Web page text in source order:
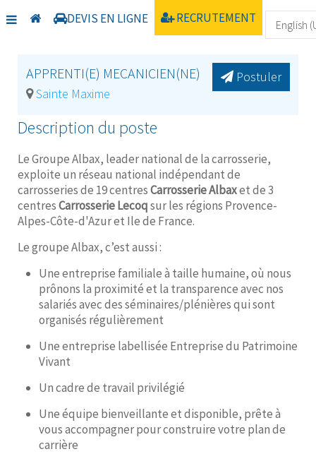
DEVIS EN LIGNE RECRUTEMENT
Home Recrutement Albax
Postuler
APPRENTI(E) MECANICIEN(NE)
Sainte Maxime
Description du poste
Le Groupe Albax, leader national de la carrosserie,
exploite un réseau national indépendant de
carrosseries de 19 centresCarrosserie Albaxet de 3
centresCarrosserie Lecoqsur les régions Provence-
Alpes-Côte-d'Azur et Ile de France.
Le groupe Albax, c’est aussi :
Une entreprise familiale à taille humaine, où nous
prônons la proximité et la transparence avec nos
salariés avec des séminaires/plénières qui sont
organisés régulièrement
Une entreprise labellisée Entreprise du Patrimoine
Vivant
Un cadre de travail privilégié
Une équipe bienveillante et disponible, prête à
vous accompagner pour construire votre plan de
carrière